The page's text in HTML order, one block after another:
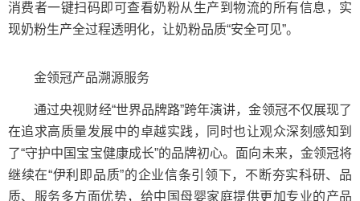
消费者一键扫码即可查看奶粉从生产到物流的所有信息，实
现奶粉生产全过程透明化，让奶粉品质“安全可见”。
金领冠产品溯源服务
通过央视财经“世界品牌路”跨年演讲，金领冠不仅展现了
在追求高质量发展中的卓越实践，同时也让观众深刻感知到
了“守护中国宝宝健康成长”的品牌初心。面向未来，金领冠将
继续在“伊利即品质”的企业信条引领下，不断夯实科研、品
质、服务多方面优势，给中国母婴家庭提供更加专业的产品